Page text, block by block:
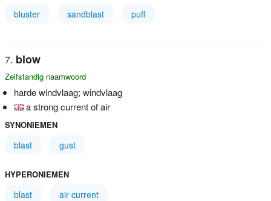
bluster sandblast puff
blow
Zelfstandig naamwoord
harde windvlaag; windvlaag
a strong current of air
SYNONIEMEN
blast gust
HYPERONIEMEN
blast air current